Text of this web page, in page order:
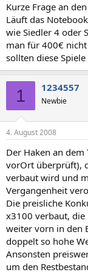
Kurze Frage an
Läuft das
wie Siedler 4 oder
man für 400€
sollten diese
1 1234557
Newbie
4. August 2008
Der Haken an
vorOrt überprüft),
verbaut wird und
Vergangenheit
Die preisliche
x3100 verbaut,
weiter vorn in den
doppelt so hohe
Ansonsten
um den